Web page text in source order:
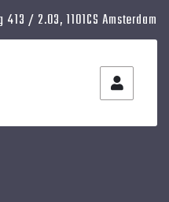
413 / 2.03, 1101CS Amsterdam